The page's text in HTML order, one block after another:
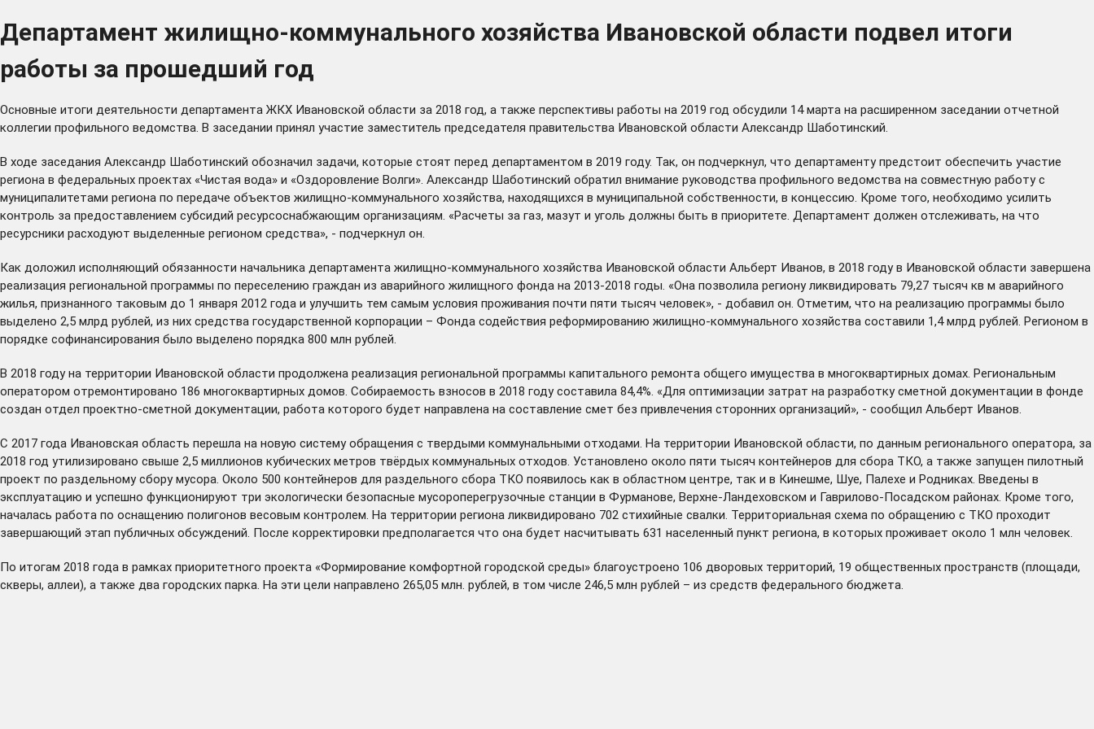
Департамент жилищно-коммунального хозяйства Ивановской области подвел итоги
работы за прошедший год
Основные итоги деятельности департамента ЖКХ Ивановской области за 2018 год, а также перспективы работы на 2019 год обсудили 14 марта на расширенном заседании отчетной
коллегии профильного ведомства. В заседании принял участие заместитель председателя правительства Ивановской области Александр Шаботинский.
В ходе заседания Александр Шаботинский обозначил задачи, которые стоят перед департаментом в 2019 году. Так, он подчеркнул, что департаменту предстоит обеспечить участие
региона в федеральных проектах «Чистая вода» и «Оздоровление Волги». Александр Шаботинский обратил внимание руководства профильного ведомства на совместную работу с
муниципалитетами региона по передаче объектов жилищно-коммунального хозяйства, находящихся в муниципальной собственности, в концессию. Кроме того, необходимо усилить
контроль за предоставлением субсидий ресурсоснабжающим организациям. «Расчеты за газ, мазут и уголь должны быть в приоритете. Департамент должен отслеживать, на что
ресурсники расходуют выделенные регионом средства», - подчеркнул он.
Как доложил исполняющий обязанности начальника департамента жилищно-коммунального хозяйства Ивановской области Альберт Иванов, в 2018 году в Ивановской области завершена
реализация региональной программы по переселению граждан из аварийного жилищного фонда на 2013-2018 годы. «Она позволила региону ликвидировать 79,27 тысяч кв м аварийного
жилья, признанного таковым до 1 января 2012 года и улучшить тем самым условия проживания почти пяти тысяч человек», - добавил он. Отметим, что на реализацию программы было
выделено 2,5 млрд рублей, из них средства государственной корпорации – Фонда содействия реформированию жилищно-коммунального хозяйства составили 1,4 млрд рублей. Регионом в
порядке софинансирования было выделено порядка 800 млн рублей.
В 2018 году на территории Ивановской области продолжена реализация региональной программы капитального ремонта общего имущества в многоквартирных домах. Региональным
оператором отремонтировано 186 многоквартирных домов. Собираемость взносов в 2018 году составила 84,4%. «Для оптимизации затрат на разработку сметной документации в фонде
создан отдел проектно-сметной документации, работа которого будет направлена на составление смет без привлечения сторонних организаций», - сообщил Альберт Иванов.
С 2017 года Ивановская область перешла на новую систему обращения с твердыми коммунальными отходами. На территории Ивановской области, по данным регионального оператора, за
2018 год утилизировано свыше 2,5 миллионов кубических метров твёрдых коммунальных отходов. Установлено около пяти тысяч контейнеров для сбора ТКО, а также запущен пилотный
проект по раздельному сбору мусора. Около 500 контейнеров для раздельного сбора ТКО появилось как в областном центре, так и в Кинешме, Шуе, Палехе и Родниках. Введены в
эксплуатацию и успешно функционируют три экологически безопасные мусороперегрузочные станции в Фурманове, Верхне-Ландеховском и Гаврилово-Посадском районах. Кроме того,
началась работа по оснащению полигонов весовым контролем. На территории региона ликвидировано 702 стихийные свалки. Территориальная схема по обращению с ТКО проходит
завершающий этап публичных обсуждений. После корректировки предполагается что она будет насчитывать 631 населенный пункт региона, в которых проживает около 1 млн человек.
По итогам 2018 года в рамках приоритетного проекта «Формирование комфортной городской среды» благоустроено 106 дворовых территорий, 19 общественных пространств (площади,
скверы, аллеи), а также два городских парка. На эти цели направлено 265,05 млн. рублей, в том числе 246,5 млн рублей – из средств федерального бюджета.